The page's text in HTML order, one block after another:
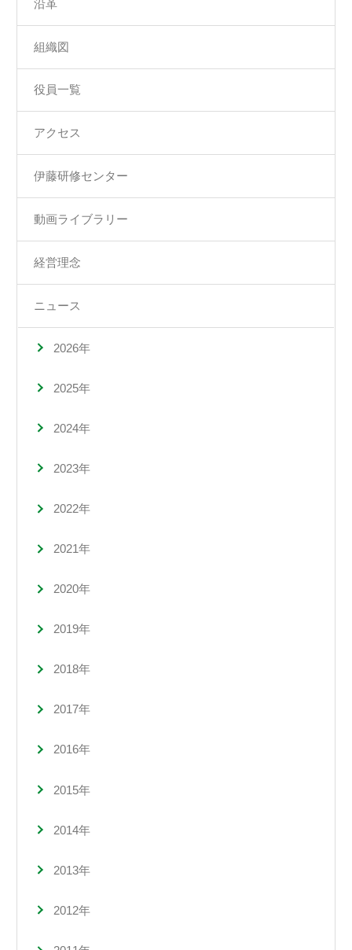
沿革
組織図
役員一覧
アクセス
伊藤研修センター
動画ライブラリー
経営理念
ニュース
2026年
2025年
2024年
2023年
2022年
2021年
2020年
2019年
2018年
2017年
2016年
2015年
2014年
2013年
2012年